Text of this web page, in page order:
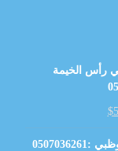
رأس الخيمة
$